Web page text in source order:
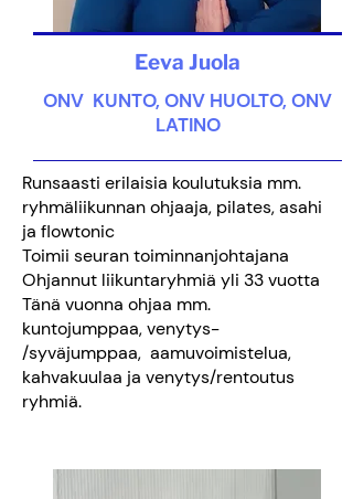
Eeva Juola
ONV KUNTO, ONV HUOLTO, ONV
LATINO
Runsaasti erilaisia koulutuksia mm.
ryhmäliikunnan ohjaaja, pilates, asahi
ja flowtonic
Toimii seuran toiminnanjohtajana
Ohjannut liikuntaryhmiä yli 33 vuotta
Tänä vuonna ohjaa mm.
kuntojumppaa, venytys-
/syväjumppaa, aamuvoimistelua,
kahvakuulaa ja venytys/rentoutus
ryhmiä.